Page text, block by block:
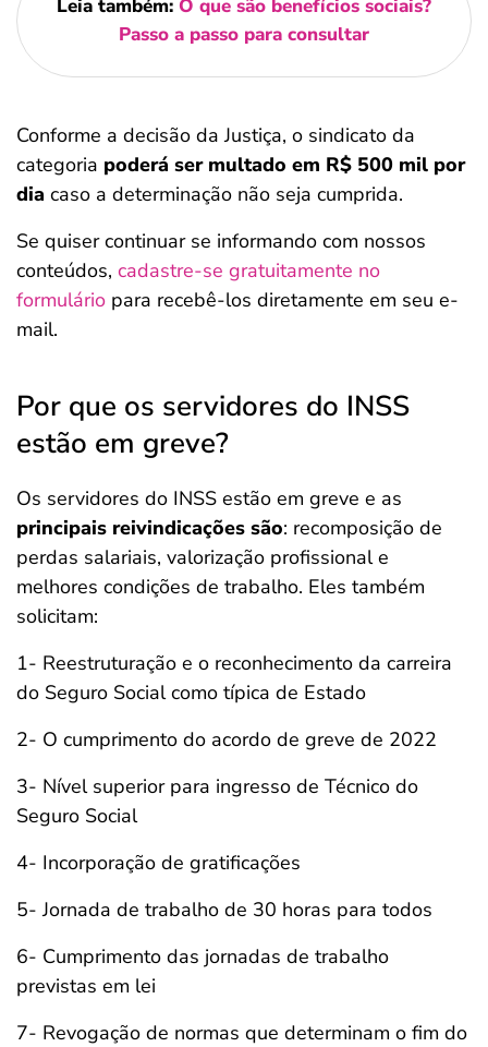
Leia também: O que são benefícios sociais?
Passo a passo para consultar
Conforme a decisão da Justiça, o sindicato da
categoria poderá ser multado em R$ 500 mil por
dia caso a determinação não seja cumprida.
Se quiser continuar se informando com nossos
conteúdos, cadastre-se gratuitamente no
formulário para recebê-los diretamente em seu e-
mail.
Por que os servidores do INSS
estão em greve?
Os servidores do INSS estão em greve e as
principais reivindicações são: recomposição de
perdas salariais, valorização profissional e
melhores condições de trabalho. Eles também
solicitam:
1- Reestruturação e o reconhecimento da carreira
do Seguro Social como típica de Estado
2- O cumprimento do acordo de greve de 2022
3- Nível superior para ingresso de Técnico do
Seguro Social
4- Incorporação de gratificações
5- Jornada de trabalho de 30 horas para todos
6- Cumprimento das jornadas de trabalho
previstas em lei
7- Revogação de normas que determinam o fim do